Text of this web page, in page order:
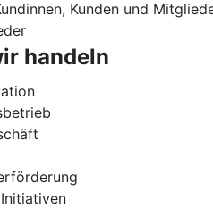
Kunden und
handeln